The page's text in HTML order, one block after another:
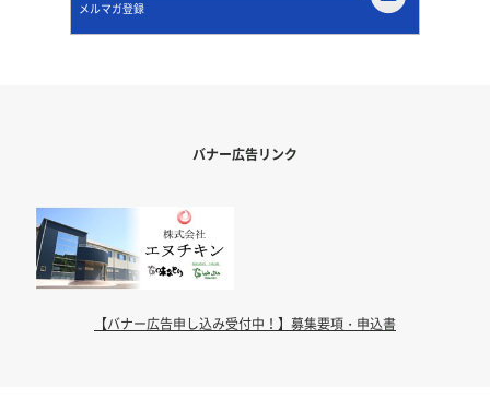
メルマガ登録
バナー広告リンク
【バナー広告申し込み受付中！】募集要項・申込書